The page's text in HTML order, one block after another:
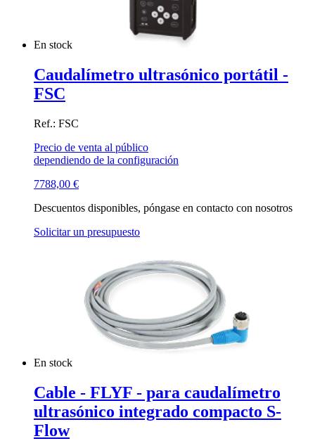
En stock
Caudalímetro ultrasónico portátil -
FSC
Ref.: FSC
Precio de venta al público
dependiendo de la configuración
7788,00 €
Descuentos disponibles, póngase en contacto con nosotros
Solicitar un presupuesto
En stock
Cable - FLYF - para caudalímetro
ultrasónico integrado compacto S-
Flow